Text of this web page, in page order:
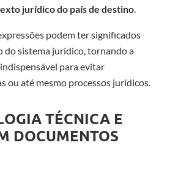
jurídico do país de destino.
podem ter significados
sistema jurídico, tornando a
para evitar
ou até mesmo processos jurídicos.
TÉCNICA E
DOCUMENTOS